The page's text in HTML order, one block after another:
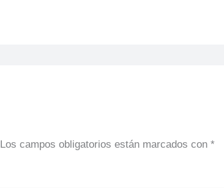
Los campos obligatorios están marcados con*